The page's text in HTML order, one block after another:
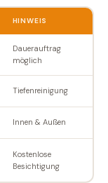
HINWEIS
Dauerauftrag
möglich
Tiefenreinigung
Innen & Außen
Kostenlose
Besichtigung